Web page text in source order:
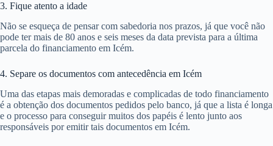
3. Fique atento a idade
Não se esqueça de pensar com sabedoria nos prazos, já que você não
pode ter mais de 80 anos e seis meses da data prevista para a última
parcela do financiamento em Icém.
4. Separe os documentos com antecedência em Icém
Uma das etapas mais demoradas e complicadas de todo financiamento
é a obtenção dos documentos pedidos pelo banco, já que a lista é longa
e o processo para conseguir muitos dos papéis é lento junto aos
responsáveis por emitir tais documentos em Icém.